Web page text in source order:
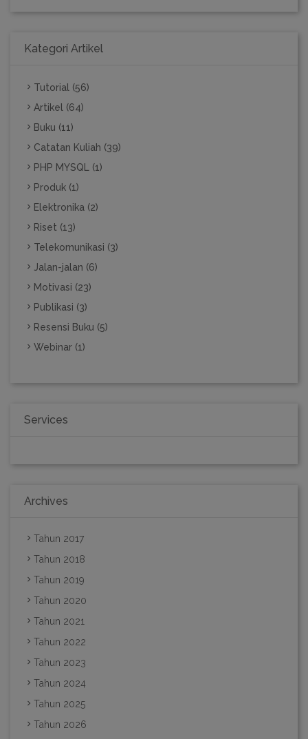
Kategori Artikel
Tutorial (56)
Artikel (64)
Buku (11)
Catatan Kuliah (39)
PHP MYSQL (1)
Produk (1)
Elektronika (2)
Riset (13)
Telekomunikasi (3)
Jalan-jalan (6)
Motivasi (23)
Publikasi (3)
Resensi Buku (5)
Webinar (1)
Services
Archives
Tahun 2017
Tahun 2018
Tahun 2019
Tahun 2020
Tahun 2021
Tahun 2022
Tahun 2023
Tahun 2024
Tahun 2025
Tahun 2026